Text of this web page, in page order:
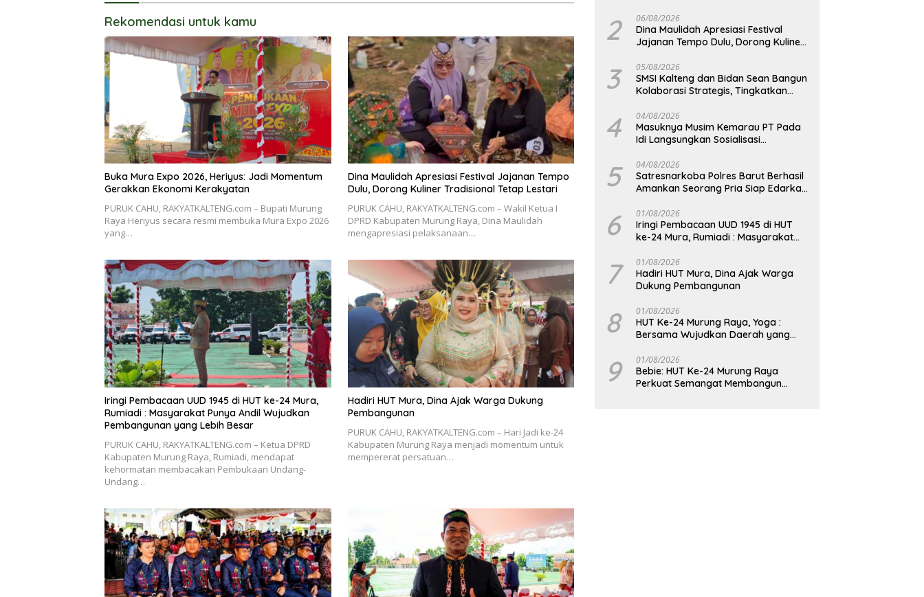
Rekomendasi untuk kamu
Buka Mura Expo 2026, Heriyus: Jadi Momentum
Gerakkan Ekonomi Kerakyatan
PURUK CAHU, RAKYATKALTENG.com – Bupati Murung
Raya Heriyus secara resmi membuka Mura Expo 2026
yang…
Dina Maulidah Apresiasi Festival Jajanan Tempo
Dulu, Dorong Kuliner Tradisional Tetap Lestari
PURUK CAHU, RAKYATKALTENG.com – Wakil Ketua I
DPRD Kabupaten Murung Raya, Dina Maulidah
mengapresiasi pelaksanaan…
Iringi Pembacaan UUD 1945 di HUT ke-24 Mura,
Rumiadi : Masyarakat Punya Andil Wujudkan
Pembangunan yang Lebih Besar
PURUK CAHU, RAKYATKALTENG.com – Ketua DPRD
Kabupaten Murung Raya, Rumiadi, mendapat
kehormatan membacakan Pembukaan Undang-
Undang…
Hadiri HUT Mura, Dina Ajak Warga Dukung
Pembangunan
PURUK CAHU, RAKYATKALTENG.com – Hari Jadi ke-24
Kabupaten Murung Raya menjadi momentum untuk
mempererat persatuan…
2 06/08/2026
Dina Maulidah Apresiasi Festival
Jajanan Tempo Dulu, Dorong Kuliner
3 05/08/2026
SMSI Kalteng dan Bidan Sean Bangun
Kolaborasi Strategis, Tingkatkan
4 04/08/2026
Masuknya Musim Kemarau PT Pada
Idi Langsungkan Sosialisasi
5 04/08/2026
Satresnarkoba Polres Barut Berhasil
Amankan Seorang Pria Siap Edarkan
Gram
6 01/08/2026
Iringi Pembacaan UUD 1945 di HUT
ke-24 Mura, Rumiadi : Masyarakat
yang Lebih Besar
7 01/08/2026
Hadiri HUT Mura, Dina Ajak Warga
Dukung Pembangunan
8 01/08/2026
HUT Ke-24 Murung Raya, Yoga :
Bersama Wujudkan Daerah yang
9 01/08/2026
Bebie: HUT Ke-24 Murung Raya
Perkuat Semangat Membangun